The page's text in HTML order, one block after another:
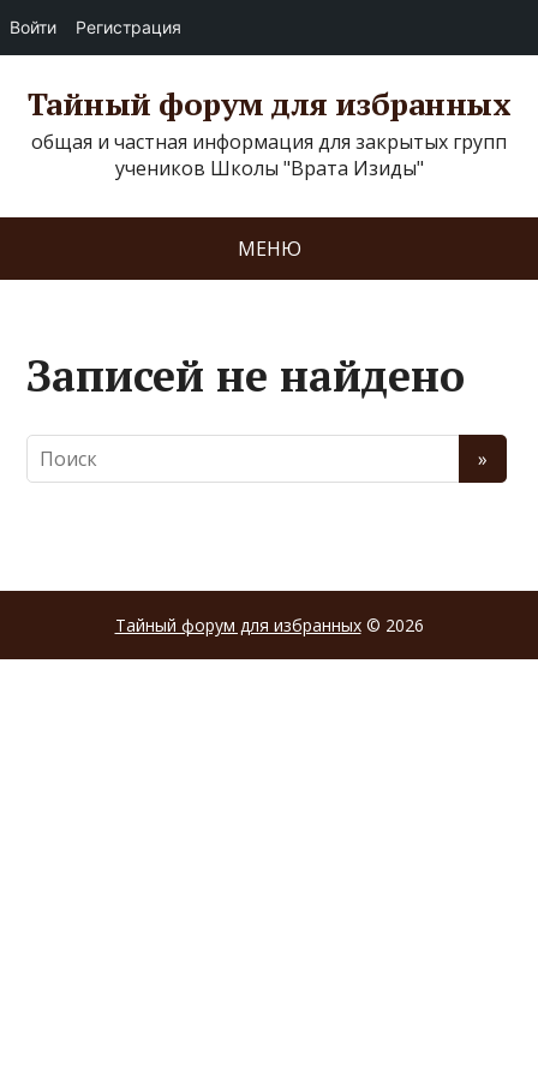
Войти Регистрация
Тайный форум для избранных
общая и частная информация для закрытых групп
учеников Школы "Врата Изиды"
МЕНЮ
Записей не найдено
Тайный форум для избранных© 2026